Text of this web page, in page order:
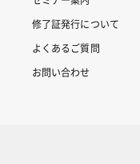
修了証発行について
よくあるご質問
お問い合わせ